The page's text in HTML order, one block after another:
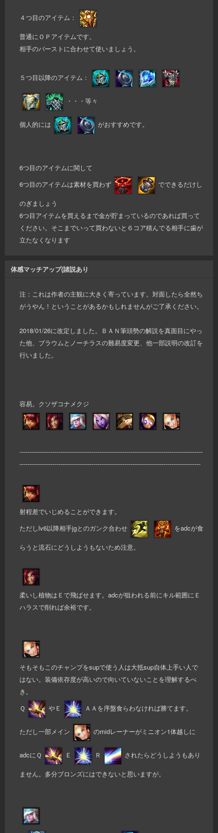
４つ目のアイテム：
普通にＯＰアイテムです。
相手のバーストに合わせて使いましょう。
５つ目以降のアイテム：
・・・等々
個人的には がおすすめです。
6つ目のアイテムに関して
6つ目のアイテムは素材を買わず
でできるだけし
のぎましょう
6つ目アイテムを買えるまで金が貯まっているのであれば買って
ください。そこまでいって買わないと６コア積んでる相手に歯が
立たなくなります
体感マッチアップ(諸説あり
注：これは作者の主観に大きく寄っています。対面したら全然ち
がうやん！ということがあるかもしれませんがご了承ください。
2018/01/26に改定しました。ＢＡＮ筆頭勢の解説を真面目にやっ
た他、ブラウムとノーチラスの難易度変更、他一部説明の改訂を
行いました。
容易。クソザコナメクジ
----------------------------------------------------------------------------------------------
---------------------------------------------------------------------------------------------
射程差でいじめることができます。
ただしlv6以降相手jgとのガンク合わせ
をadcが食
らうと流石にどうしようもないため注意。
柔いし植物はＥで飛ばせます。adcが狙われる前にキル範囲にＥ
ハラスで削れば余裕です。
そもそもこのチャンプをsupで使う人は大抵sup自体上手い人で
はない。装備依存度が高いので向いていないことを理解するべ
き。
Ｑ
やＥ ＡＡを序盤食らわなければ勝てます。
ただし一部メイン のmidレーナーがミニオン1体越しに
adcにＱ Ｅ Ｒ されたらどうしようもあり
ません。多分ブロンズにはできないと思いますが。